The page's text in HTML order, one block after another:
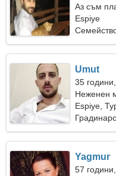
Аз съм
красива
Espiye
Umut
35
Неженен
Espiye,
Yagmur
57